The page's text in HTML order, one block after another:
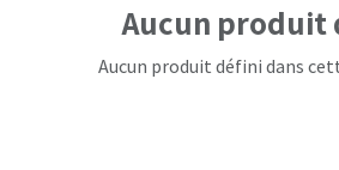
Aucun produit
Aucun produit défini dans